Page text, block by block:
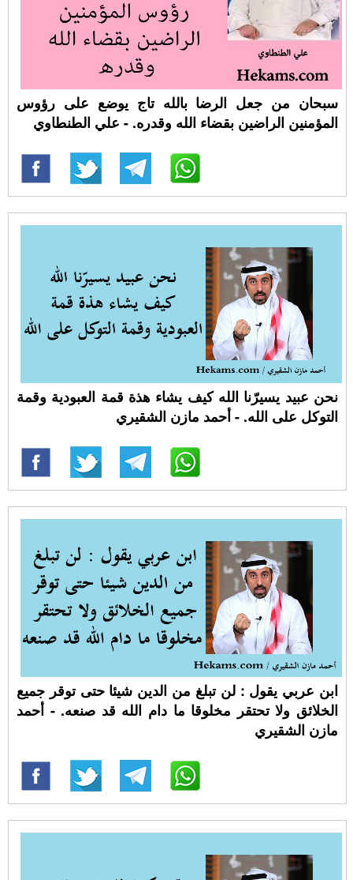
سبحان من جعل الرضا بالله تاج يوضع على رؤوس
المؤمنين الراضين بقضاء الله وقدره. - علي الطنطاوي
نحن عبيد يسيرّنا الله كيف يشاء هذة قمة العبودية وقمة
التوكل على الله. - أحمد مازن الشقيري
ابن عربي يقول : لن تبلغ من الدين شيئا حتى توقر جميع
الخلائق ولا تحتقر مخلوقا ما دام الله قد صنعه. - أحمد
مازن الشقيري